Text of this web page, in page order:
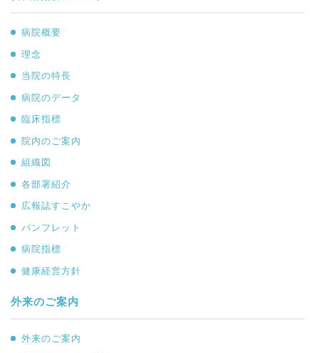
病院概要
理念
当院の特長
病院のデータ
臨床指標
院内のご案内
組織図
各部署紹介
広報誌すこやか
パンフレット
病院指標
健康経営方針
外来のご案内
外来のご案内